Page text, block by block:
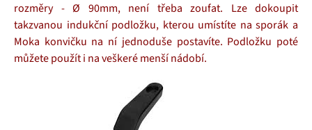
rozměry - Ø 90mm, není třeba zoufat. Lze dokoupit
takzvanou indukční podložku, kterou umístíte na sporák a
Moka konvičku na ní jednoduše postavíte. Podložku poté
můžete použít i na veškeré menší nádobí.